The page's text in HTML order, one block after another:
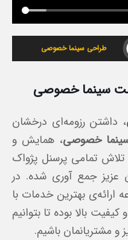
طراحی سینما خصوصی
سینما خصوصی
، داشتن رزومه‌ای درخشان
خصوصی، همایش و
تمامی پرسنل پژواک
عزیز جمع آوری شده. در
بهترین خدمات با
بالا بوده تا بتوانیم
و مشتریانمان باشیم.